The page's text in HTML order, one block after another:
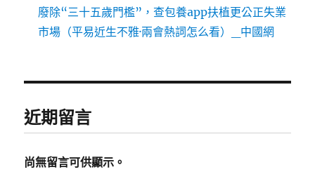
廢除“三十五歲門檻”，查包養app扶植更公正失業
市場（平易近生不雅·兩會熱詞怎么看）_中國網
近期留言
尚無留言可供顯示。